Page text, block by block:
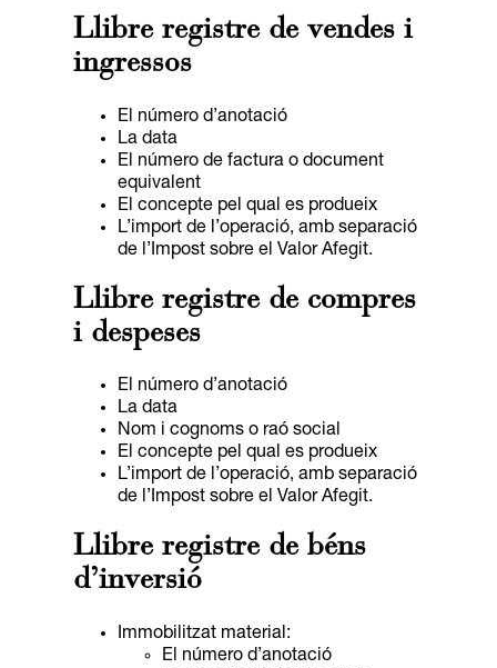
Llibre registre de vendes i
ingressos
El número d’anotació
La data
El número de factura o document
equivalent
El concepte pel qual es produeix
L’import de l’operació, amb separació
de l’Impost sobre el Valor Afegit.
Llibre registre de compres
i despeses
El número d’anotació
La data
Nom i cognoms o raó social
El concepte pel qual es produeix
L’import de l’operació, amb separació
de l’Impost sobre el Valor Afegit.
Llibre registre de béns
d’inversió
Immobilitzat material:
El número d’anotació